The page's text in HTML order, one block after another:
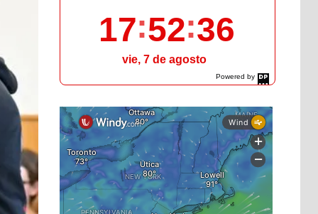
Powered by
DaysPedia.com
17 52 37
vie, 7 de agosto